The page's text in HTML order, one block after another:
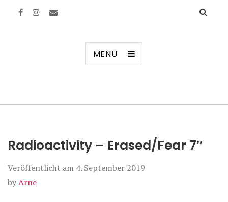
MENÜ
Radioactivity – Erased/Fear 7″
Veröffentlicht am 4. September 2019
byArne